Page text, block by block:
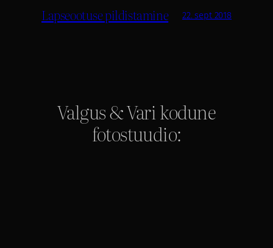
Lapseootuse pildistamine 22. sept 2018
Valgus & Vari kodune
fotostuudio: